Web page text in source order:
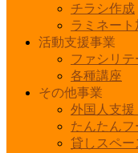
チラシ作成
ラミネート
活動支援事業
ファシリ
各種講座
その他事業
外国人支援
たんたんフ
貸しスペー